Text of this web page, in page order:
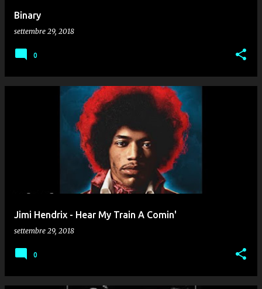
Binary
settembre 29, 2018
0
Jimi Hendrix - Hear My Train A Comin'
settembre 29, 2018
0